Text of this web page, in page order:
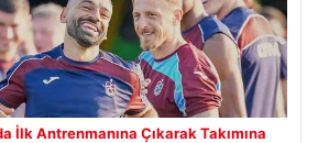
İlk Antrenmanına Çıkarak Takımına